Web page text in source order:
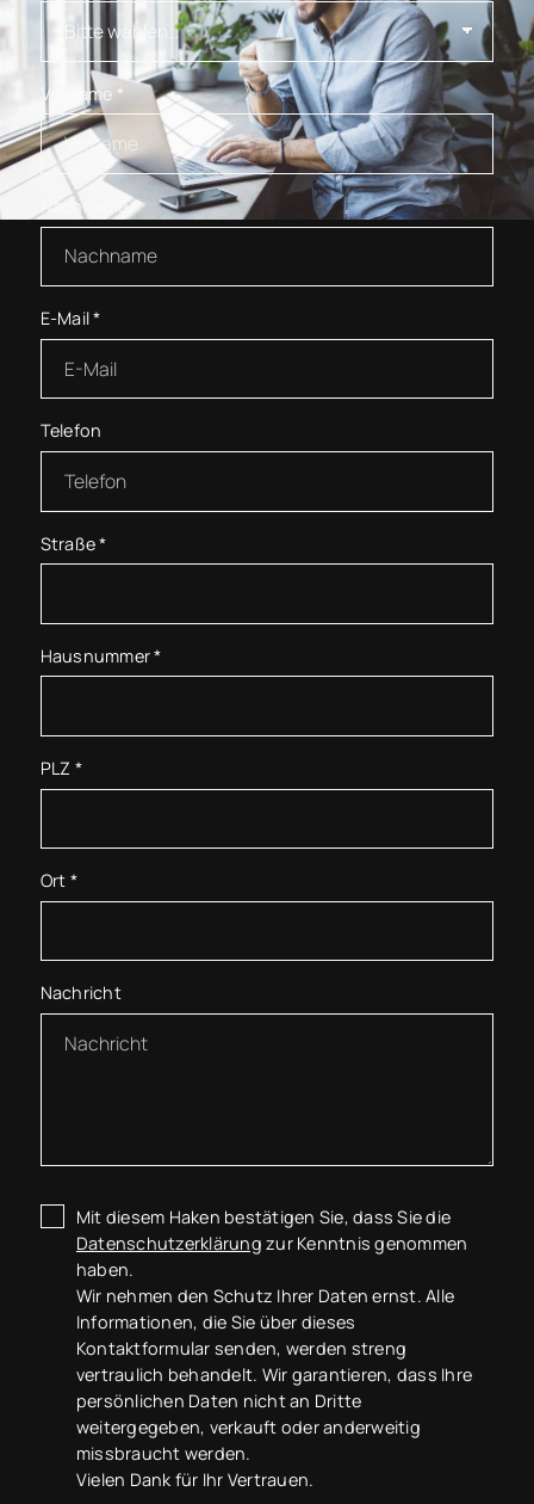
Vorname *
Nachname*
E-Mail*
Telefon
Straße*
Hausnummer*
PLZ *
Ort *
Nachricht
Mit diesem Haken bestätigen Sie, dass Sie die
Datenschutzerklärung zur Kenntnis genommen
haben.
Wir nehmen den Schutz Ihrer Daten ernst. Alle
Informationen, die Sie über dieses
Kontaktformular senden, werden streng
vertraulich behandelt. Wir garantieren, dass Ihre
persönlichen Daten nicht an Dritte
weitergegeben, verkauft oder anderweitig
missbraucht werden.
Vielen Dank für Ihr Vertrauen.